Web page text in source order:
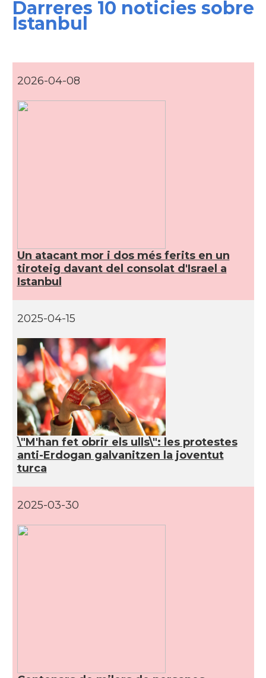
Darreres 10 noticies sobre
Istanbul
2026-04-08
Un atacant mor i dos més ferits en un
tiroteig davant del consolat d'Israel a
Istanbul
2025-04-15
\"M'han fet obrir els ulls\": les protestes
anti-Erdogan galvanitzen la joventut
turca
2025-03-30